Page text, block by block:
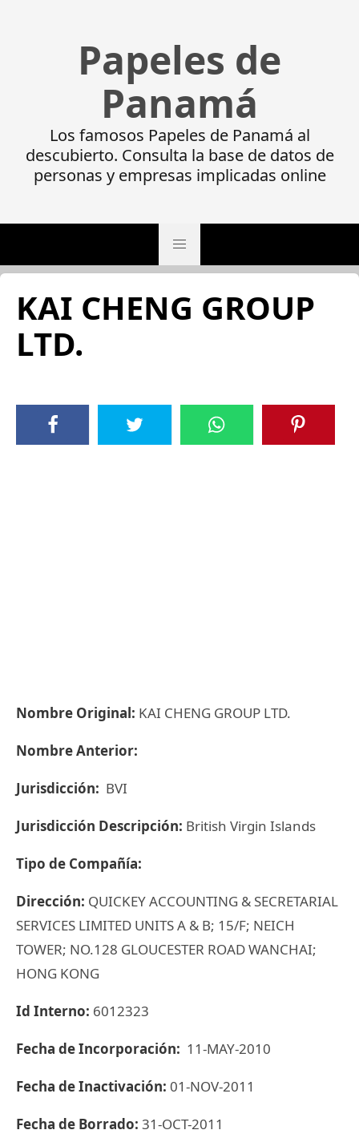
Papeles de
Panamá
Los famosos Papeles de Panamá al
descubierto. Consulta la base de datos de
personas y empresas implicadas online
KAI CHENG GROUP
LTD.
Nombre Original: KAI CHENG GROUP LTD.
Nombre Anterior:
Jurisdicción: BVI
Jurisdicción Descripción: British Virgin Islands
Tipo de Compañía:
Dirección: QUICKEY ACCOUNTING & SECRETARIAL
SERVICES LIMITED UNITS A & B; 15/F; NEICH
TOWER; NO.128 GLOUCESTER ROAD WANCHAI;
HONG KONG
Id Interno: 6012323
Fecha de Incorporación: 11-MAY-2010
Fecha de Inactivación: 01-NOV-2011
Fecha de Borrado: 31-OCT-2011